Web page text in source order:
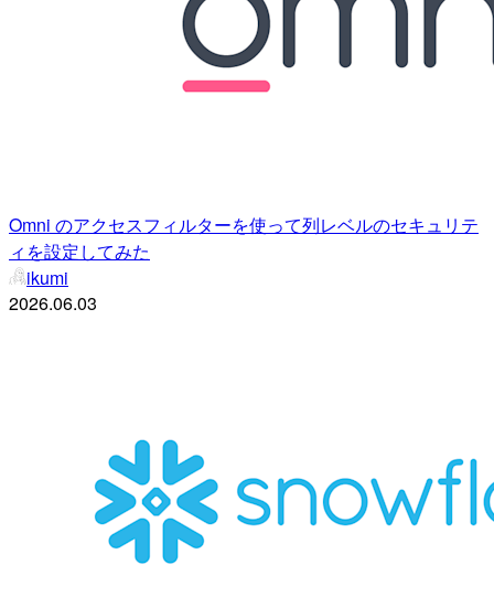
Omni のアクセスフィルターを使って列レベルのセキュリテ
ィを設定してみた
ikumi
2026.06.03